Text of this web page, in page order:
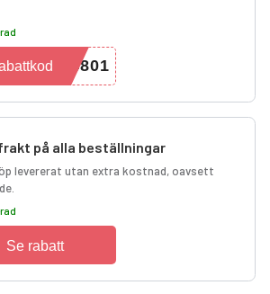
4801
på alla beställningar
levererat utan extra kostnad, oavsett
Se rabatt